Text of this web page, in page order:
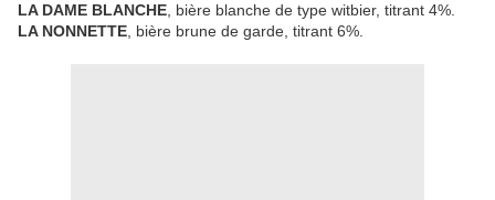
LA DAME BLANCHE , bière blanche de type witbier, titrant 4%.
LA NONNETTE , bière brune de garde, titrant 6%.